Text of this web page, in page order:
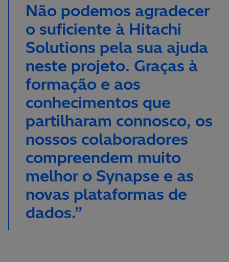
Não podemos agradecer
o suficiente à Hitachi
Solutions pela sua ajuda
neste projeto. Graças à
formação e aos
conhecimentos que
partilharam connosco, os
nossos colaboradores
compreendem muito
melhor o Synapse e as
novas plataformas de
dados.”